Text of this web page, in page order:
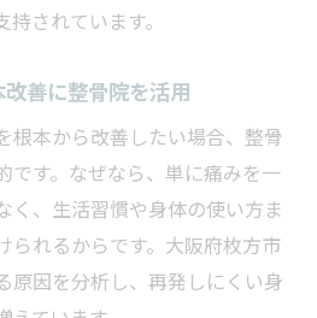
されています。
善に整骨院を活用
根本から改善したい場合、整骨
です。なぜなら、単に痛みを一
く、生活習慣や身体の使い方ま
られるからです。大阪府枚方市
原因を分析し、再発しにくい身